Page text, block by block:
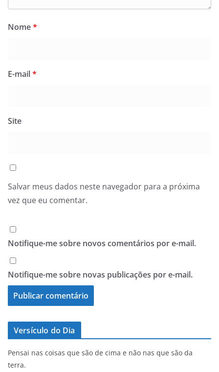
Nome*
E-mail*
Site
Salvar meus dados neste navegador para a próxima
vez que eu comentar.
Notifique-me sobre novos comentários por e-mail.
Notifique-me sobre novas publicações por e-mail.
Versículo do Dia
Pensai nas coisas que são de cima e não nas que são da
terra.